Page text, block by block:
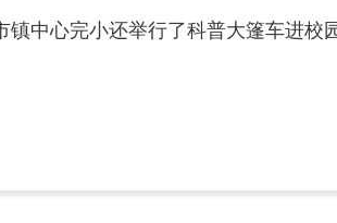
中心完小还举行了科普大篷车进校